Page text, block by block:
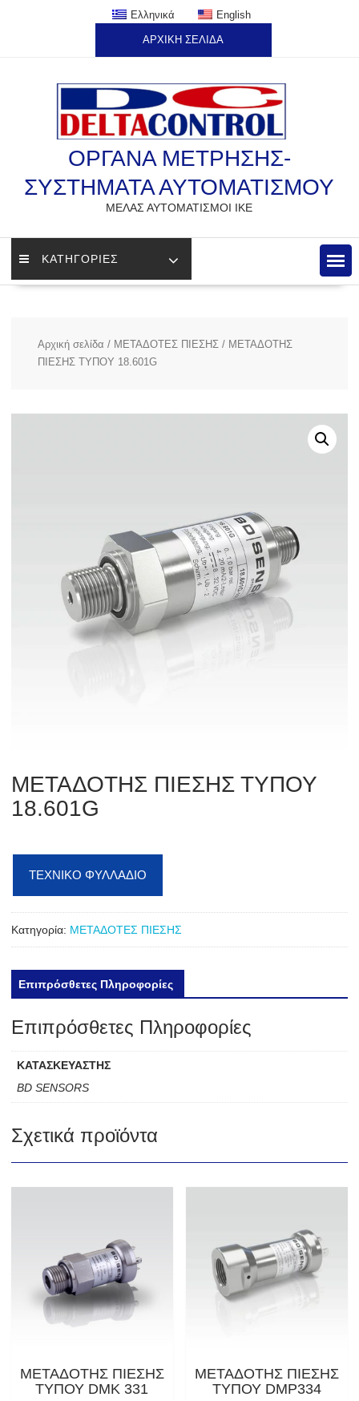
Ελληνικά English
ΑΡΧΙΚΗ ΣΕΛΙΔΑ
ΟΡΓΑΝΑ ΜΕΤΡΗΣΗΣ-
ΣΥΣΤΗΜΑΤΑ ΑΥΤΟΜΑΤΙΣΜΟΥ
ΜΕΛΑΣ ΑΥΤΟΜΑΤΙΣΜΟΙ ΙΚΕ
ΚΑΤΗΓΟΡΙΕΣ
Αρχική σελίδα / ΜΕΤΑΔΟΤΕΣ ΠΙΕΣΗΣ/ ΜΕΤΑΔΟΤΗΣ
ΠΙΕΣΗΣ ΤΥΠΟΥ 18.601G
ΜΕΤΑΔΟΤΗΣ ΠΙΕΣΗΣ ΤΥΠΟΥ
18.601G
ΤΕΧΝΙΚΟ ΦΥΛΛΑΔΙΟ
Κατηγορία: ΜΕΤΑΔΟΤΕΣ ΠΙΕΣΗΣ
Επιπρόσθετες Πληροφορίες
Επιπρόσθετες Πληροφορίες
ΚΑΤΑΣΚΕΥΑΣΤΗΣ
BD SENSORS
Σχετικά προϊόντα
ΜΕΤΑΔΟΤΗΣ ΠΙΕΣΗΣ
ΤΥΠΟΥ DMK 331
ΜΕΤΑΔΟΤΗΣ ΠΙΕΣΗΣ
ΤΥΠΟΥ DMP334